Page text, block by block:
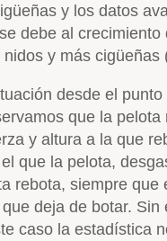
y los datos
debe al
y más
desde el
que la
y altura a la que
que la pelota,
rebota, siempre
deja de botar.
caso la estadística